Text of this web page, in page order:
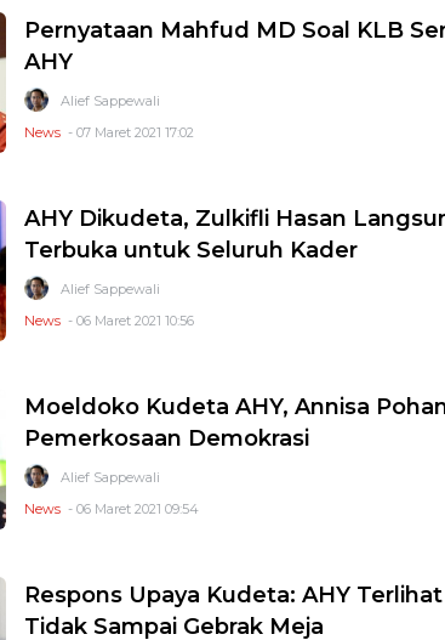
Pernyataan Mahfud MD Soal KLB
AHY
Alief Sappewali
News - 07 Maret 2021 17:02
AHY Dikudeta, Zulkifli Hasan
Terbuka untuk Seluruh Kader
Alief Sappewali
News - 06 Maret 2021 10:56
Moeldoko Kudeta AHY, Annisa
Pemerkosaan Demokrasi
Alief Sappewali
News - 06 Maret 2021 09:54
Respons Upaya Kudeta: AHY
Tidak Sampai Gebrak Meja